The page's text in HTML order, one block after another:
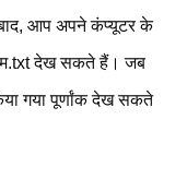
आप अपने कंप्यूटर के
देख सकते हैं। जब
गया पूर्णांक देख सकते